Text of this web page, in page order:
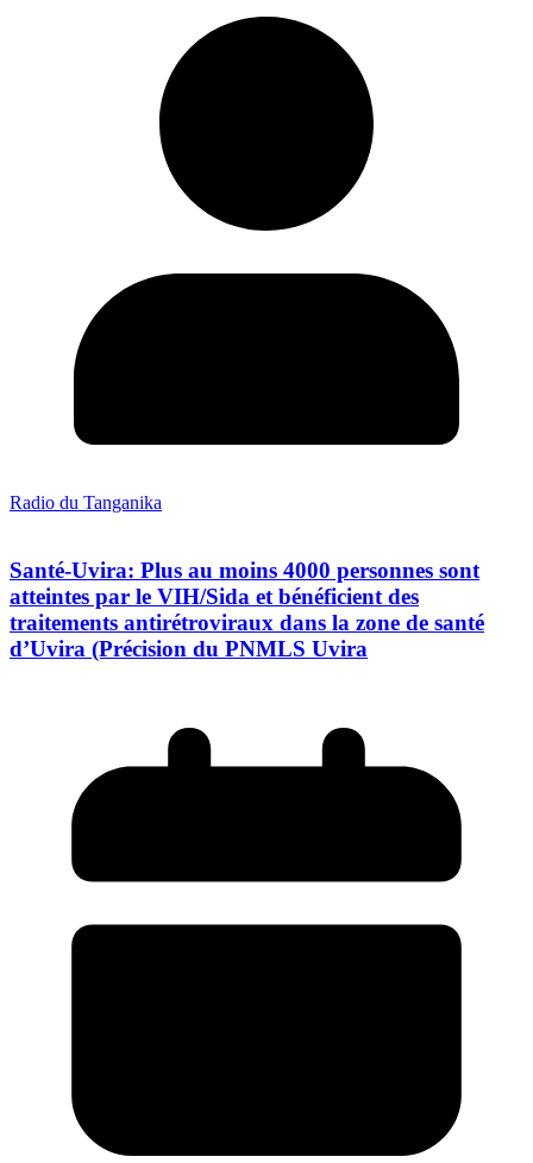
Radio du Tanganika
Santé-Uvira: Plus au moins 4000 personnes sont
atteintes par le VIH/Sida et bénéficient des
traitements antirétroviraux dans la zone de santé
d’Uvira (Précision du PNMLS Uvira